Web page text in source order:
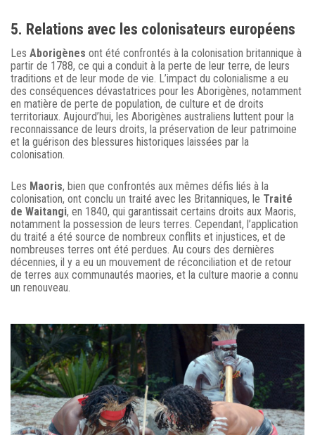
5. Relations avec les colonisateurs européens
Les Aborigènes ont été confrontés à la colonisation britannique à
partir de 1788, ce qui a conduit à la perte de leur terre, de leurs
traditions et de leur mode de vie. L’impact du colonialisme a eu
des conséquences dévastatrices pour les Aborigènes, notamment
en matière de perte de population, de culture et de droits
territoriaux. Aujourd’hui, les Aborigènes australiens luttent pour la
reconnaissance de leurs droits, la préservation de leur patrimoine
et la guérison des blessures historiques laissées par la
colonisation.
Les Maoris, bien que confrontés aux mêmes défis liés à la
colonisation, ont conclu un traité avec les Britanniques, le Traité
de Waitangi, en 1840, qui garantissait certains droits aux Maoris,
notamment la possession de leurs terres. Cependant, l’application
du traité a été source de nombreux conflits et injustices, et de
nombreuses terres ont été perdues. Au cours des dernières
décennies, il y a eu un mouvement de réconciliation et de retour
de terres aux communautés maories, et la culture maorie a connu
un renouveau.